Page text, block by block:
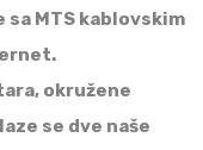
MTS kablovskim
okružene
se dve naše